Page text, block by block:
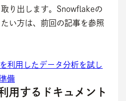
り出します。Snowflakeの
い方は、前回の記事を参照
利用したデータ分析を試し
備
用するドキュメント